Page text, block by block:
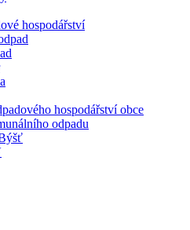
hospodářství
hospodářství obce
odpadu